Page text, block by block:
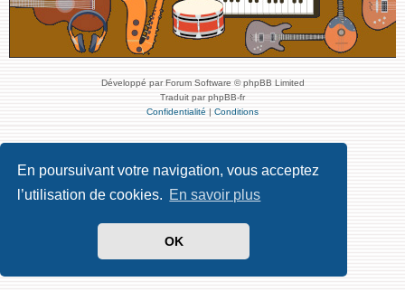
En poursuivant votre navigation, vous acceptez
l’utilisation de cookies. En savoir plus
OK
Développé par Forum Software © phpBB Limited
Traduit par phpBB-fr
Confidentialité | Conditions